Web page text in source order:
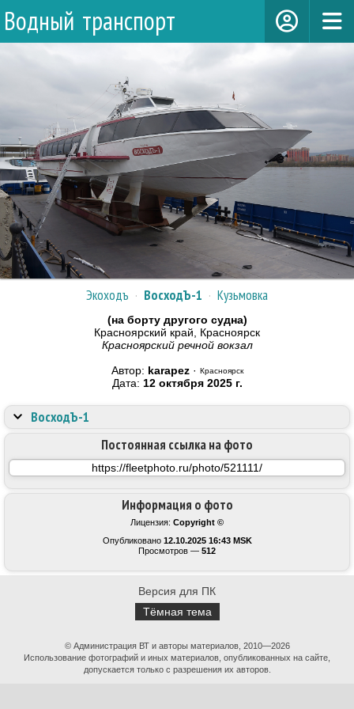
Водный транспорт
Экоходъ · ВосходЪ-1 · Кузьмовка
(на борту другого судна)
Красноярский край, Красноярск
Красноярский речной вокзал
Автор: karapez· Красноярск
Дата: 12 октября 2025 г.
Информация о фото
Лицензия: Copyright ©
Опубликовано 12.10.2025 16:43 MSK
Просмотров — 512
Постоянная ссылка на фото
ВосходЪ-1
Версия для ПК
Тёмная тема
© Администрация ВТ и авторы материалов, 2010—2026
Использование фотографий и иных материалов, опубликованных на сайте,
допускается только с разрешения их авторов.